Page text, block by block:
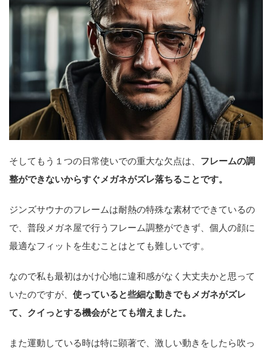
そしてもう１つの日常使いでの重大な欠点は、 フレームの調
整ができないからすぐメガネがズレ落ちることです。
ジンズサウナのフレームは耐熱の特殊な素材でできているの
で、普段メガネ屋で行うフレーム調整ができず、個人の顔に
最適なフィットを生むことはとても難しいです。
なので私も最初はかけ心地に違和感がなく大丈夫かと思って
いたのですが、 使っていると些細な動きでもメガネがズレ
て、クイっとする機会がとても増えました。
また運動している時は特に顕著で、激しい動きをしたら吹っ